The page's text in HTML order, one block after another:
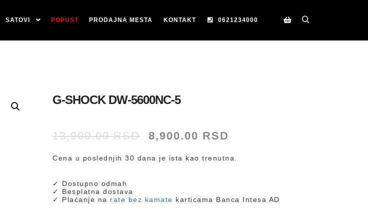
SATOVI POPUST PRODAJNA MESTA KONTAKT
0621234000
G-SHOCK DW-5600NC-5
13,900.00RSD
Originalna
je
8,900.00 RSD
je:
Cena u poslednjih 30 dana je ista kao trenutna.
✓ Dostupno odmah
✓ Besplatna dostava
✓ Plaćanje na rate bez kamate karticama Banca Intesa AD